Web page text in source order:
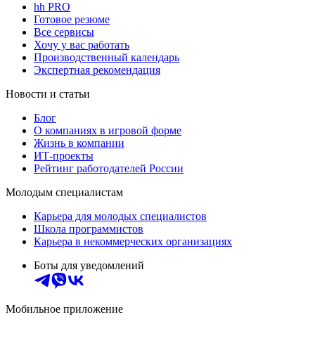
hh PRO
Готовое резюме
Все сервисы
Хочу у вас работать
Производственный календарь
Экспертная рекомендация
Новости и статьи
Блог
О компаниях в игровой форме
Жизнь в компании
ИТ-проекты
Рейтинг работодателей России
Молодым специалистам
Карьера для молодых специалистов
Школа программистов
Карьера в некоммерческих организациях
Боты для уведомлений
Мобильное приложение